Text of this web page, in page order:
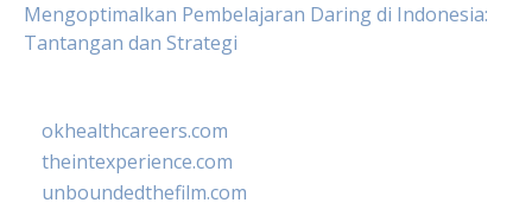
Mengoptimalkan Pembelajaran Daring di Indonesia:
Tantangan dan Strategi
okhealthcareers.com
theintexperience.com
unboundedthefilm.com